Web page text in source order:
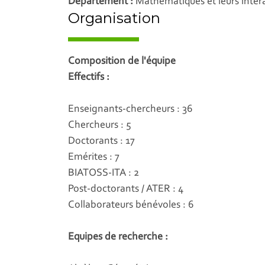
Organisation
Composition de l'équipe
Effectifs :
Enseignants-chercheurs : 36
Chercheurs : 5
Doctorants : 17
Emérites : 7
BIATOSS-ITA : 2
Post-doctorants / ATER : 4
Collaborateurs bénévoles : 6
Equipes de recherche :